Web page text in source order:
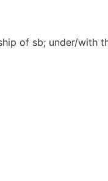
of sb; under/with